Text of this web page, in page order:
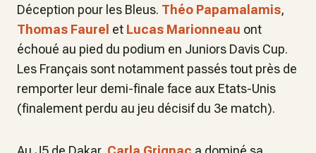
Déception pour les Bleus. Théo Papamalamis,
Thomas Faurel et Lucas Marionneau ont
échoué au pied du podium en Juniors Davis Cup.
Les Français sont notamment passés tout près de
remporter leur demi-finale face aux Etats-Unis
(finalement perdu au jeu décisif du 3e match).